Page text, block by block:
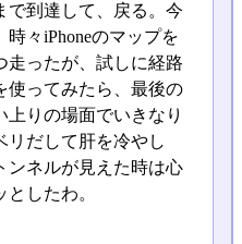
で到達して、戻る。今
時々iPhoneのマップを
走ったが、試しに経路
使ってみたら、最後の
上りの場面でいきなり
リだして肝を冷やし
ンネルが見えた時は心
としたわ。